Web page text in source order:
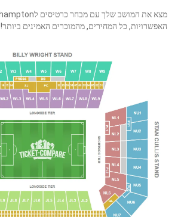
האפשרויות, כל המחירים, מהמוכרים האמינים ביותר!